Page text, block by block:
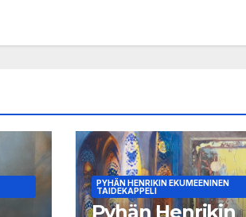
PYHÄN HENRIKIN EKUMEENINEN
TAIDEKAPPELI
Pyhän Henrikin